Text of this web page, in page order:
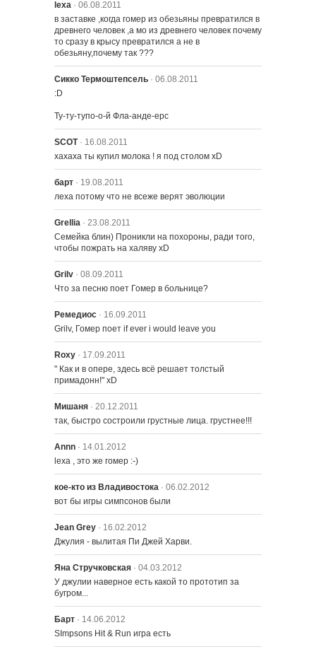
lexa · 06.08.2011
в заставке ,когда гомер из обезьяны превратился в
древнего человек ,а мо из древнего человек почему
то сразу в крысу превратился а не в
обезьяну,почему так ???
Сикко Термоштепсель · 06.08.2011
:D
Ту-ту-тупо-о-й Фла-анде-ерс
SCOT· 16.08.2011
хахаха ты купил молока ! я под столом xD
барт · 19.08.2011
леха потому что не всеже верят эволюции
Grellia · 23.08.2011
Семейка блин) Проникли на похороны, ради того,
чтобы пожрать на халяву xD
Grilv · 08.09.2011
Что за песню поет Гомер в больнице?
Ремедиос · 16.09.2011
Grilv, Гомер поет if ever i would leave you
Roxy · 17.09.2011
" Как и в опере, здесь всё решает толстый
примадонн!" xD
Мишаня · 20.12.2011
так, быстро состроили грустные лица. грустнее!!!
Annn · 14.01.2012
lexa , это же гомер :-)
кое-кто из Владивостока · 06.02.2012
вот бы игры симпсонов были
Jean Grey · 16.02.2012
Джулия - вылитая Пи Джей Харви.
Яна Стручковская · 04.03.2012
У джулии наверное есть какой то прототип за
бугром...
Барт · 14.06.2012
SImpsons Hit & Run игра есть